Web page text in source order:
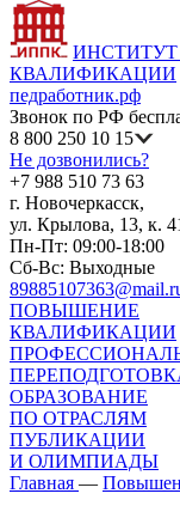
КВАЛИФИКАЦИИ
педработник.рф
Звонок по РФ
8 800 250 10 15
Не дозвонились?
+7 988 510 73 63
г. Новочеркасск,
ул. Крылова, 13, к.
Пн-Пт: 09:00-18:00
Сб-Вс: Выходные
ПОВЫШЕНИЕ
КВАЛИФИКАЦИИ
ОБРАЗОВАНИЕ
ПО ОТРАСЛЯМ
ПУБЛИКАЦИИ
И ОЛИМПИАДЫ
Главная —